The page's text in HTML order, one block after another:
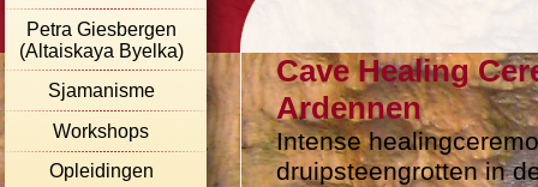
Petra Giesbergen
(Altaiskaya Byelka)
Sjamanisme
Workshops
Opleidingen
Cave Healing
Ardennen
Intense
druipsteengrotten in